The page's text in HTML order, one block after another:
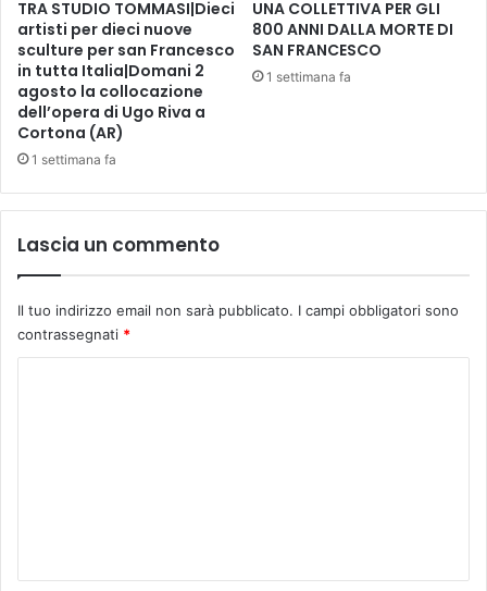
a
l
p
u
b
b
i
c
o
c
n
p
i
TRA STUDIO TOMMASI|Dieci
artisti per dieci nuove
sculture per san Francesco
in tutta Italia|Domani 2
agosto la collocazione
dell’opera di Ugo Riva a
Cortona (AR)
1 settimana fa
UNA COLLETTIVA PER GLI
800 ANNI DALLA MORTE DI
SAN FRANCESCO
1 settimana fa
Lascia un commento
Il tuo indirizzo email non sarà pubblicato. I campi obbligatori sono
contrassegnati *